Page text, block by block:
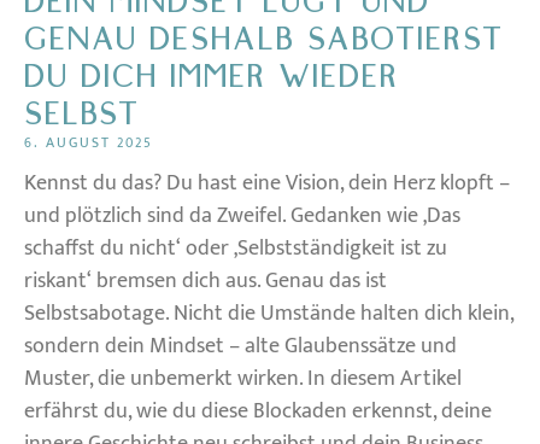
GENAU DESHALB SABOTIERST
DU DICH IMMER WIEDER
SELBST
6. AUGUST 2025
Kennst du das? Du hast eine Vision, dein Herz klopft –
und plötzlich sind da Zweifel. Gedanken wie ‚Das
schaffst du nicht‘ oder ‚Selbstständigkeit ist zu
riskant‘ bremsen dich aus. Genau das ist
Selbstsabotage. Nicht die Umstände halten dich klein,
sondern dein Mindset – alte Glaubenssätze und
Muster, die unbemerkt wirken. In diesem Artikel
erfährst du, wie du diese Blockaden erkennst, deine